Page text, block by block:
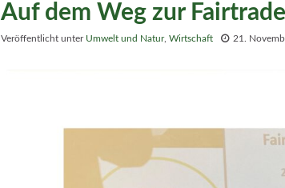
Auf dem Weg zur
Veröffentlicht unter Umwelt und Natur, Wirtschaft 21.